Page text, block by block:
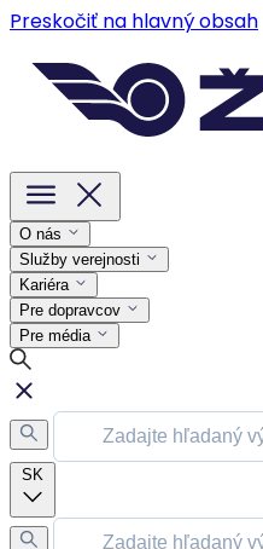
Preskočiť na hlavný obsah
O nás
Služby verejnosti
Kariéra
Pre dopravcov
Pre média
SK